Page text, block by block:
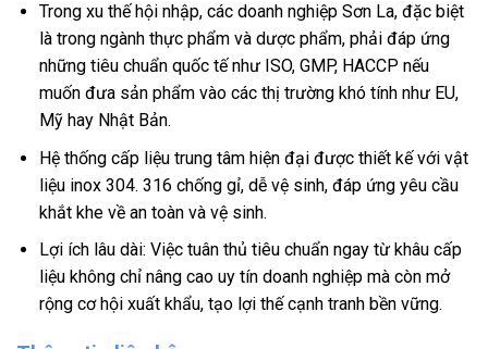
Trong xu thế hội nhập, các doanh nghiệp Sơn La, đặc biệt
là trong ngành thực phẩm và dược phẩm, phải đáp ứng
những tiêu chuẩn quốc tế như ISO, GMP, HACCP nếu
muốn đưa sản phẩm vào các thị trường khó tính như EU,
Mỹ hay Nhật Bản.
Hệ thống cấp liệu trung tâm hiện đại được thiết kế với vật
liệu inox 304. 316 chống gỉ, dễ vệ sinh, đáp ứng yêu cầu
khắt khe về an toàn và vệ sinh.
Lợi ích lâu dài: Việc tuân thủ tiêu chuẩn ngay từ khâu cấp
liệu không chỉ nâng cao uy tín doanh nghiệp mà còn mở
rộng cơ hội xuất khẩu, tạo lợi thế cạnh tranh bền vững.